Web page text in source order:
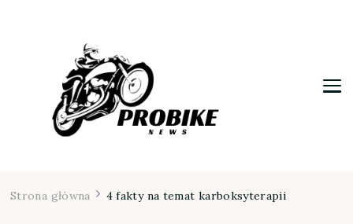
Strona główna 4 fakty na temat karboksyterapii